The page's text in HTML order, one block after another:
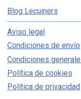
Blog Lecuiners
Aviso legal
Condiciones de envío
Condiciones
Política de cookies
Política de privacidad